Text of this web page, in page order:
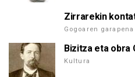
Zirrarekin
Gogoaren garapena
Bizitza eta obra
Kultura